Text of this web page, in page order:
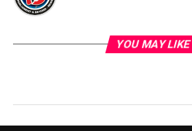
YOU MAY LIKE